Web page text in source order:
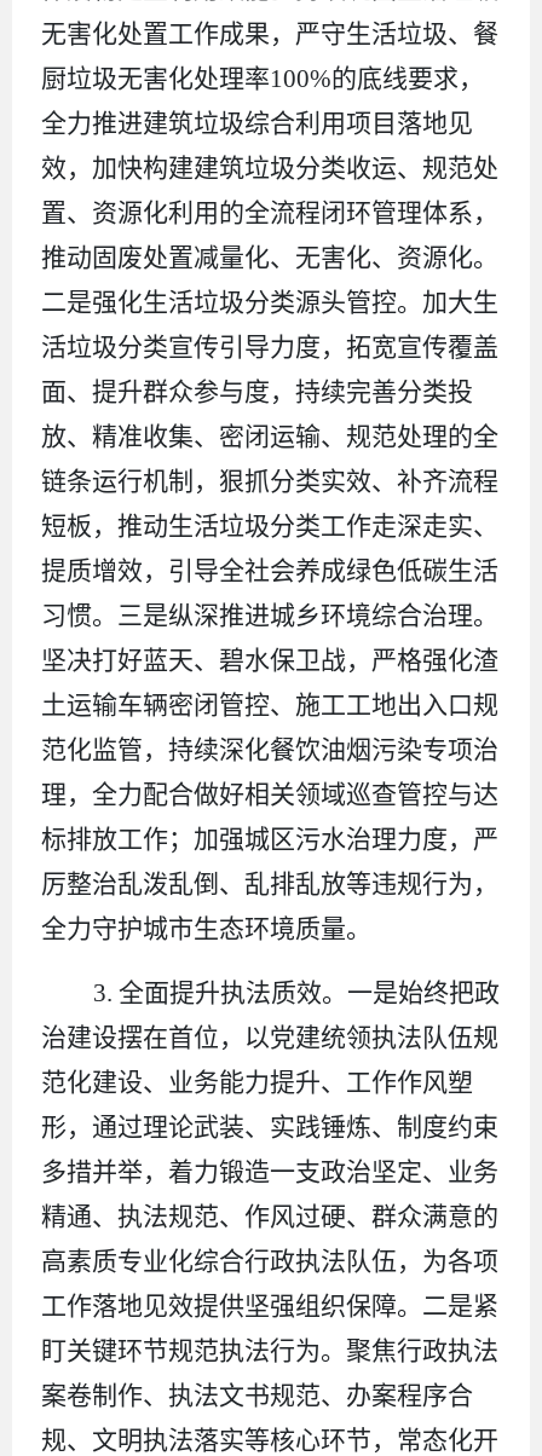
无害化处置工作成果，严守生活垃圾、餐
厨垃圾无害化处理率100%的底线要求，
全力推进建筑垃圾综合利用项目落地见
效，加快构建建筑垃圾分类收运、规范处
置、资源化利用的全流程闭环管理体系，
推动固废处置减量化、无害化、资源化。
二是强化生活垃圾分类源头管控。加大生
活垃圾分类宣传引导力度，拓宽宣传覆盖
面、提升群众参与度，持续完善分类投
放、精准收集、密闭运输、规范处理的全
链条运行机制，狠抓分类实效、补齐流程
短板，推动生活垃圾分类工作走深走实、
提质增效，引导全社会养成绿色低碳生活
习惯。三是纵深推进城乡环境综合治理。
坚决打好蓝天、碧水保卫战，严格强化渣
土运输车辆密闭管控、施工工地出入口规
范化监管，持续深化餐饮油烟污染专项治
理，全力配合做好相关领域巡查管控与达
标排放工作；加强城区污水治理力度，严
厉整治乱泼乱倒、乱排乱放等违规行为，
全力守护城市生态环境质量。
3. 全面提升执法质效。一是始终把政
治建设摆在首位，以党建统领执法队伍规
范化建设、业务能力提升、工作作风塑
形，通过理论武装、实践锤炼、制度约束
多措并举，着力锻造一支政治坚定、业务
精通、执法规范、作风过硬、群众满意的
高素质专业化综合行政执法队伍，为各项
工作落地见效提供坚强组织保障。二是紧
盯关键环节规范执法行为。聚焦行政执法
案卷制作、执法文书规范、办案程序合
规、文明执法落实等核心环节，常态化开